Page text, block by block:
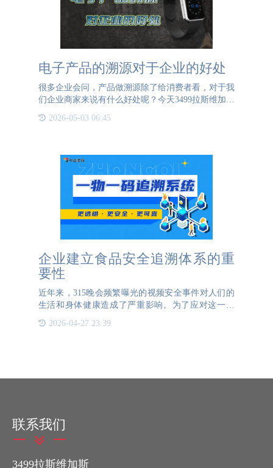
电子产品的溯源对于企业的好处
很多企业会问，产品做溯源除了给消费者看，对于我
们企业商家来说有什么好处呢？今天3499拉斯维加斯
防伪就来给大家举例介绍一下：电子产品溯源对于企
业的好处。电子产品由于技术上比较复杂，工序比较
2026-05-03 06:45
企业建立食品安全追溯体系的重
要性
近年来，315晚会频繁曝光的视频安全事件对人们的
生活和身体健康造成了严重影响。为了应对这一挑
战，实现食品质量安全的确认和追溯成为保障食品安
全的重要手段。一物一码技术，尤其是与二维码结合
2026-04-27 23:39
联系我们
3499拉斯维加斯